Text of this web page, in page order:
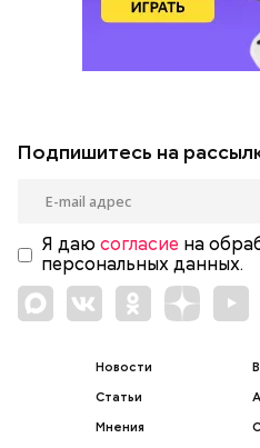
Подпишитесь на
Я даю согласие на
персональных данных.
Новости
Статьи
Мнения